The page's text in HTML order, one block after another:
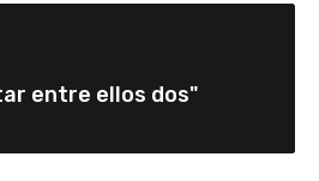
entre ellos dos"